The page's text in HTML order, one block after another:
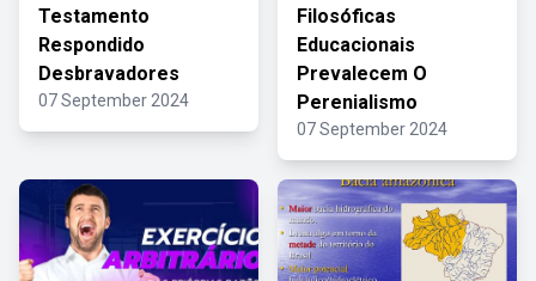
Testamento
Respondido
Desbravadores
07 September 2024
Filosóficas
Educacionais
Prevalecem O
Perenialismo
07 September 2024